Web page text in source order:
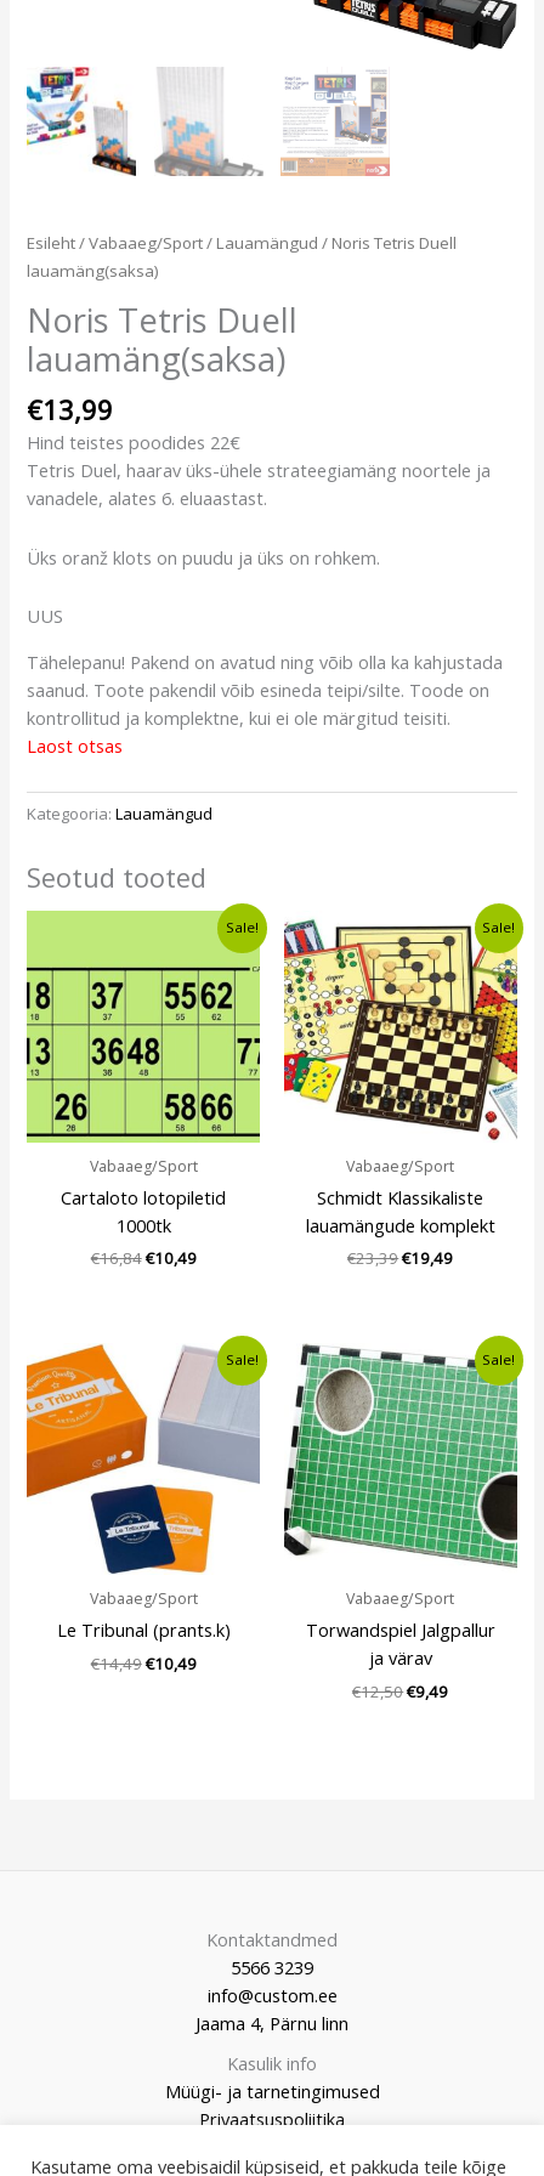
Esileht/Vabaaeg/Sport/ Lauamängud / Noris Tetris Duell
lauamäng(saksa)
Noris Tetris Duell
lauamäng(saksa)
€13,99
Hind teistes poodides 22€
Tetris Duel, haarav üks-ühele strateegiamäng noortele ja
vanadele, alates 6. eluaastast.
Üks oranž klots on puudu ja üks on rohkem.
UUS
Tähelepanu! Pakend on avatud ning võib olla ka kahjustada
saanud. Toote pakendil võib esineda teipi/silte. Toode on
kontrollitud ja komplektne, kui ei ole märgitud teisiti.
Laost otsas
Kategooria:Lauamängud
Seotud tooted
Sale!
Vabaaeg/Sport
Cartaloto lotopiletid
1000tk
€16,84
€16,84.
€10,49
Current
price
€10,49.
Sale!
Vabaaeg/Sport
Schmidt Klassikaliste
lauamängude komplekt
€23,39
hind
oli:
€23,39.
€19,49
Current
price
is:
€19,49.
Sale!
Vabaaeg/Sport
Le Tribunal (prants.k)
€14,49
Algne
hind
€14,49.
€10,49
Current
price
is:
€10,49.
Sale!
Vabaaeg/Sport
Torwandspiel Jalgpallur
ja värav
€12,50
Algne
hind
oli:
€12,50.
€9,49
Current
price
is:
€9,49.
Kontaktandmed
5566 3239
info@custom.ee
Jaama 4, Pärnu linn
Kasulik info
Müügi- ja tarnetingimused
Privaatsuspoliitika
Kasutame oma veebisaidil küpsiseid, et pakkuda teile kõige